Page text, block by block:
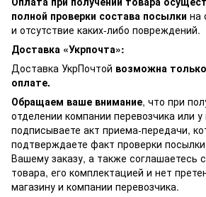
полной проверки состава посылки на
и отсутствие каких-либо повреждений.
Доставка «Укрпочта»:
Доставка УкрПочтой возможна
оплате.
Обращаем ваше внимание, что при
отделении компании перевозчика или
подписываете акт приема-передачи,
подтверждаете факт проверки
Вашему заказу, а также соглашаетесь
товара, его комплектацией и нет
магазину и компании перевозчика.